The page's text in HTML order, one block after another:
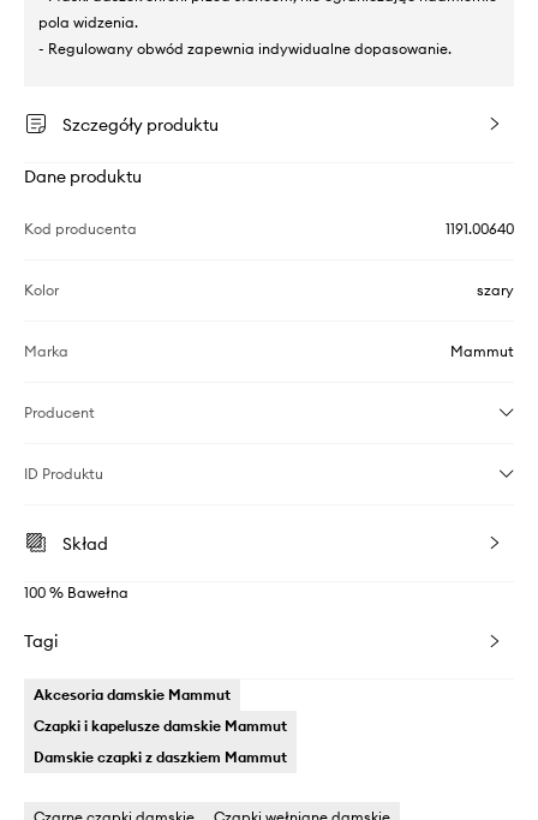
pola widzenia.
- Regulowany obwód zapewnia indywidualne dopasowanie.
Szczegóły produktu
Dane produktu
Kod producenta 1191.00640
Kolor szary
Marka Mammut
Producent
ID Produktu
Skład
100 % Bawełna
Tagi
Akcesoria damskie Mammut
Czapki i kapelusze damskie Mammut
Damskie czapki z daszkiem Mammut